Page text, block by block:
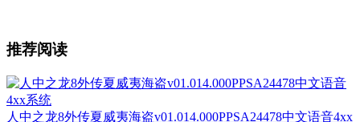
推荐阅读
人中之龙8外传夏威夷海盗v01.014.000PPSA24478中文语音4xx